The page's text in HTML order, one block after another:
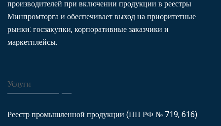
производителей при включении продукции в реестры
Минпромторга и обеспечивает выход на приоритетные
рынки: госзакупки, корпоративные заказчики и
маркетплейсы.
Услуги
Реестр промышленной продукции (ПП РФ № 719, 616)